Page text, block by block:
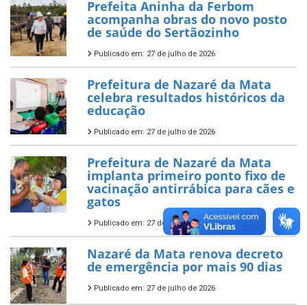
Prefeita Aninha da Ferbom
acompanha obras do novo posto
de saúde do Sertãozinho
Publicado em: 27 de julho de 2026
Prefeitura de Nazaré da Mata
celebra resultados históricos da
educação
Publicado em: 27 de julho de 2026
Prefeitura de Nazaré da Mata
implanta primeiro ponto fixo de
vacinação antirrábica para cães e
gatos
Publicado em: 27 de julho de 2026
Nazaré da Mata renova decreto
de emergência por mais 90 dias
Publicado em: 27 de julho de 2026